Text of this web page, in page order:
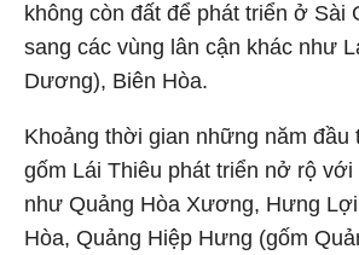
không còn đất để phát triển ở Sài
sang các vùng lân cận khác như
Dương), Biên Hòa.
Khoảng thời gian những năm đầu
gốm Lái Thiêu phát triển nở rộ với
như Quảng Hòa Xương, Hưng
Hòa, Quảng Hiệp Hưng (gốm